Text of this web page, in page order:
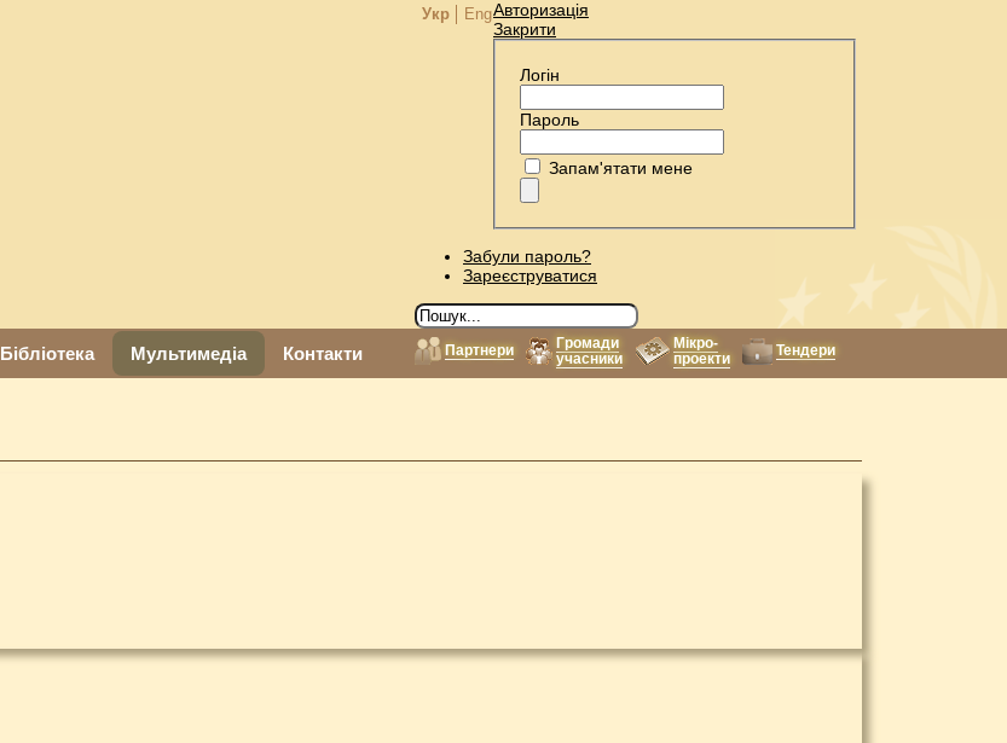
Укр EngАвторизація
Закрити
Логін
Пароль
Запам'ятати мене
Забули пароль?
Зареєструватися
Бібліотека Мультимедіа Контакти Партнери
Громади
учасники
Мікро-
проекти
Тендери